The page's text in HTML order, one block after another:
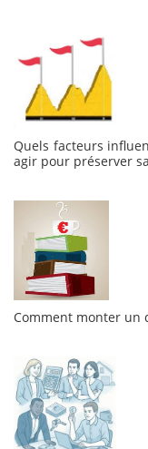
Quels facteurs
agir pour préserver
Comment monter un